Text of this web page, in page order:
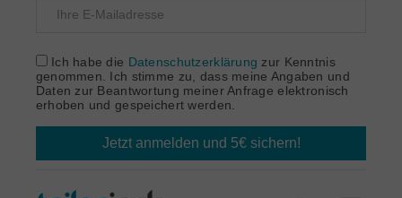
Ich habe die Datenschutzerklärung zur Kenntnis
genommen. Ich stimme zu, dass meine Angaben und
Daten zur Beantwortung meiner Anfrage elektronisch
erhoben und gespeichert werden.
Jetzt anmelden und 5€ sichern!